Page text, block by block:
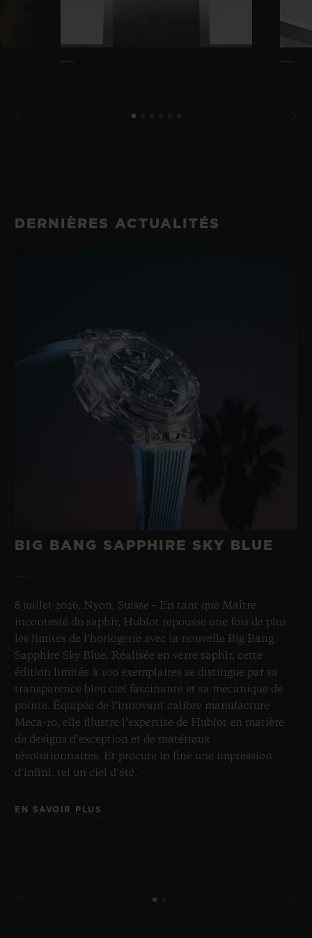
DERNIÈRES ACTUALITÉS
BIG BANG SAPPHIRE SKY BLUE
8 juillet 2026, Nyon, Suisse – En tant que Maître
incontesté du saphir, Hublot repousse une fois de plus
les limites de l’horlogerie avec la nouvelle Big Bang
Sapphire Sky Blue. Réalisée en verre saphir, cette
édition limitée à 100 exemplaires se distingue par sa
transparence bleu ciel fascinante et sa mécanique de
pointe. Équipée de l’innovant calibre manufacture
Meca-10, elle illustre l’expertise de Hublot en matière
de designs d’exception et de matériaux
révolutionnaires. Et procure in fine une impression
d’infini, tel un ciel d’été.
EN SAVOIR PLUS